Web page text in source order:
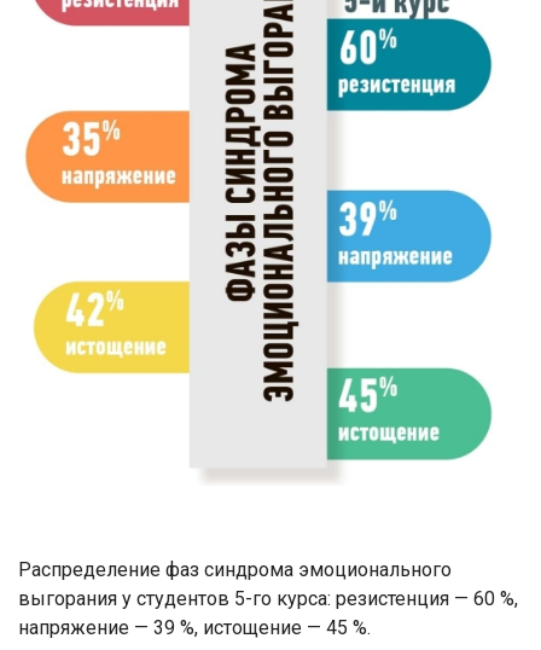
Распределение фаз синдрома эмоционального
выгорания у студентов 5-го курса: резистенция — 60 %,
напряжение — 39 %, истощение — 45 %.